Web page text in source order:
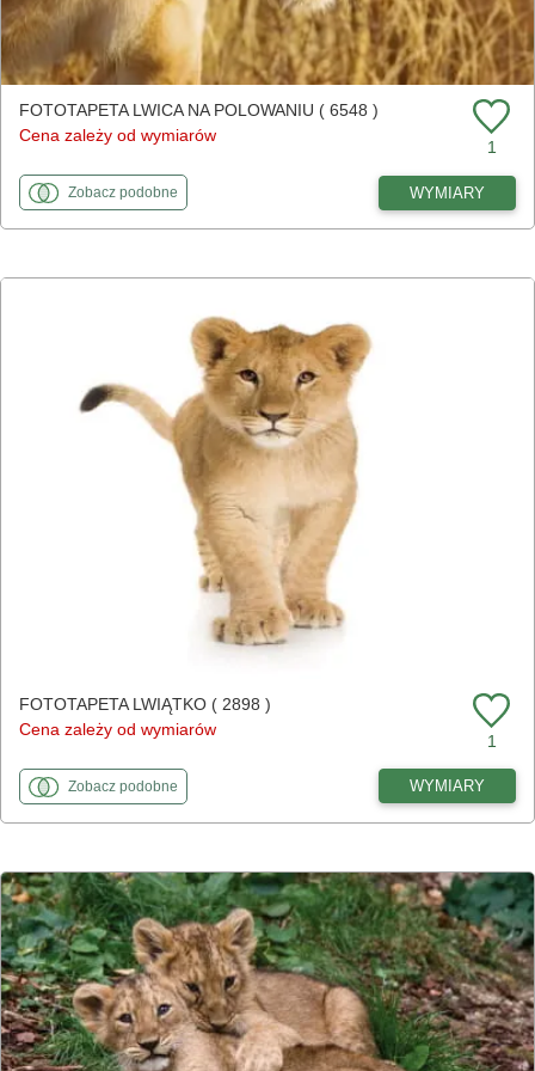
FOTOTAPETA LWICA NA POLOWANIU ( 6548 )
Cena zależy od wymiarów
1
Zobaczfototapety
podobnedo Lwica na polowaniu WYMIARY
FOTOTAPETA LWIĄTKO ( 2898 )
Cena zależy od wymiarów
1
Zobaczfototapety
podobnedo Lwiątko WYMIARY